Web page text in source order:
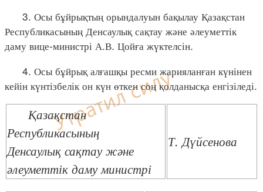
3. Осы бұйрықтың орындалуын бақылау Қазақстан
Республикасының Денсаулық сақтау және әлеуметтік
даму вице-министрі А.В. Цойға жүктелсін.
4. Осы бұйрық алғашқы ресми жарияланған күнінен
кейін күнтізбелік он күн өткен соң қолданысқа енгізіледі.
Қазақстан
Республикасының
Денсаулық сақтау және
әлеуметтік даму министрі
Т. Дүйсенова